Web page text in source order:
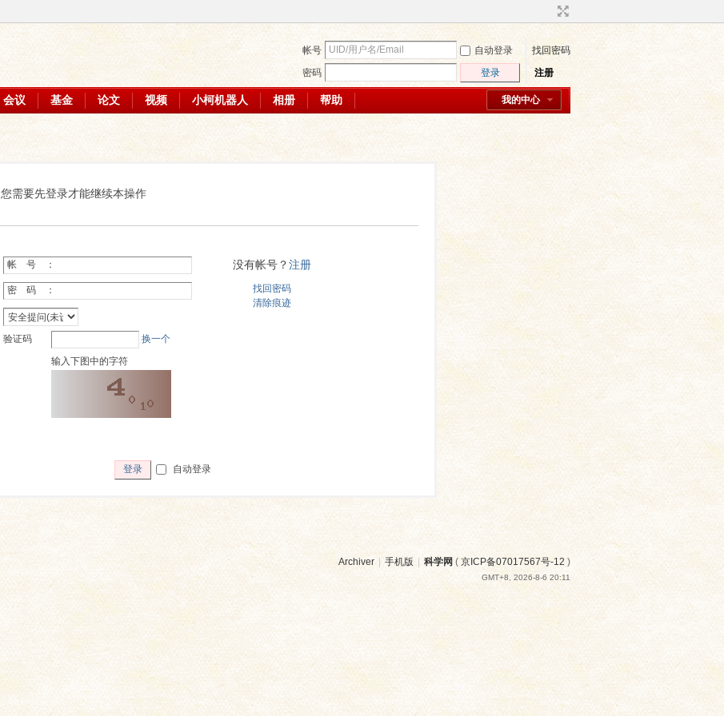
帐号 自动登录
找回密码
密码
登录 注册
我的中心
会议 基金 论文 视频 小柯机器人 相册 帮助
您需要先登录才能继续本操作
帐 号 ：
密 码 ：
验证码
换一个
输入下图中的字符
没有帐号？注册
找回密码
清除痕迹
登录 自动登录
Archiver | 手机版 | 科学网 ( 京ICP备07017567号-12 )
GMT+8, 2026-8-6 20:11